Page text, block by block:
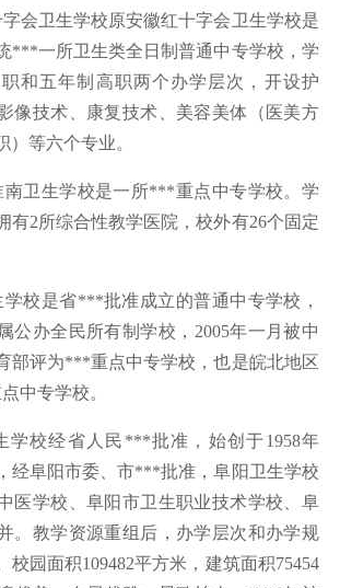
会卫生学校原安徽红十字会卫生学校是
***一所卫生类全日制普通中专学校，学
和五年制高职两个办学层次，开设护
像技术、康复技术、美容美体（医美方
）等六个专业。
南卫生学校是一所***重点中专学校。学
有2所综合性教学医院，校外有26个固定
学校是省***批准成立的普通中专学校，
公办全民所有制学校，2005年一月被中
部评为***重点中专学校，也是皖北地区
中专学校。
学校经省人民***批准，始创于1958年
经阜阳市委、市***批准，阜阳卫生学校
医学校、阜阳市卫生职业技术学校、阜
。教学资源重组后，办学层次和办学规
校园面积109482平方米，建筑面积75454